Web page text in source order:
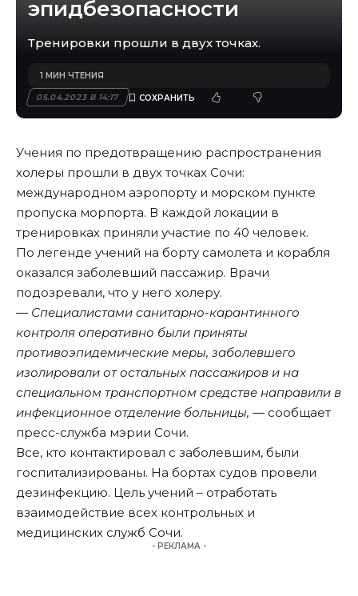
эпидбезопасности
Тренировки прошли в двух точках.
05.04.2023 В 14:17
1 МИН ЧТЕНИЯ
Учения по предотвращению распространения
холеры прошли в двух точках Сочи:
международном аэропорту и морском пункте
пропуска морпорта. В каждой локации в
тренировках приняли участие по 40 человек.
По легенде учений на борту самолета и корабля
оказался заболевший пассажир. Врачи
подозревали, что у него холеру.
― Специалистами санитарно-карантинного
контроля оперативно были приняты
противоэпидемические меры, заболевшего
изолировали от остальных пассажиров и на
специальном транспортном средстве направили в
инфекционное отделение больницы, ― сообщает
пресс-служба мэрии Сочи.
Все, кто контактировал с заболевшим, были
госпитализированы. На бортах судов провели
дезинфекцию. Цель учений – отработать
взаимодействие всех контрольных и
медицинских служб Сочи.
- РЕКЛАМА -